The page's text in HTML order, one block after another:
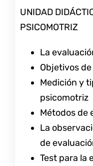
UNIDAD
PSICOMOTRIZ
La
Objetivos
Medición y
psicomotriz
Métodos de
La
de
Test para la